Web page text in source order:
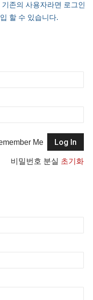
존의 사용자라면 로그인
할 수 있습니다.
Me
비밀번호 분실 초기화